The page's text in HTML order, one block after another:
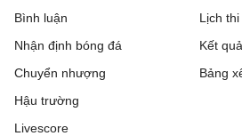
Bình luận
Nhận định bóng đá
Chuyển nhượng
Hậu trường
Livescore
Lịch
Kết
Bảng